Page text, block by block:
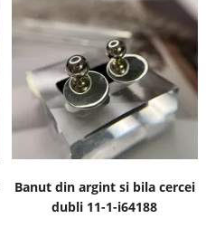
Banut din argint si bila cercei
dubli 11-1-i64188